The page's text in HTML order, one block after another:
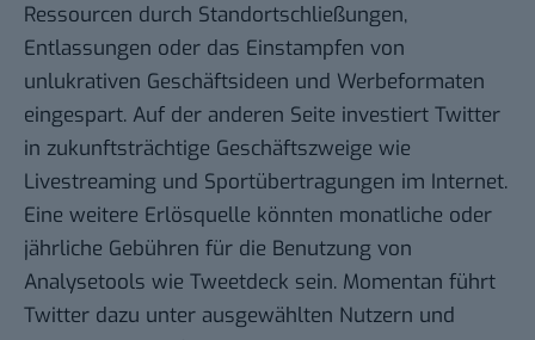
Ressourcen durch Standortschließungen,
Entlassungen oder das Einstampfen von
unlukrativen Geschäftsideen und Werbeformaten
eingespart. Auf der anderen Seite investiert Twitter
in zukunftsträchtige Geschäftszweige wie
Livestreaming und Sportübertragungen im Internet.
Eine weitere Erlösquelle könnten monatliche oder
jährliche Gebühren für die Benutzung von
Analysetools wie Tweetdeck sein. Momentan führt
Twitter dazu unter ausgewählten Nutzern und